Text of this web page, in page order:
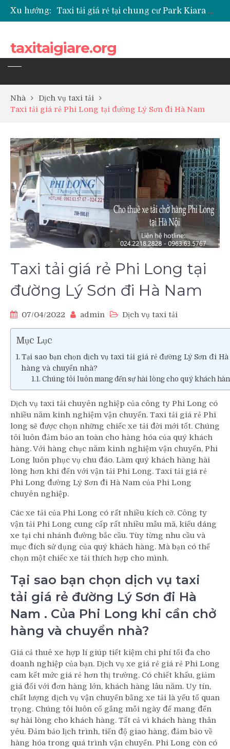
Xu hướng:
Taxi tải giá rẻ tại chung cư Park Kiara Hà Đông
Taxi tải giá rẻ tại chung cư Grande Park Phú Lãm
taxitaigiare.org
Nhà
Dịch vụ taxi tải
Taxi tải giá rẻ Phi Long tại đường Lý Sơn đi Hà Nam
Taxi tải giá rẻ Phi Long tại
đường Lý Sơn đi Hà Nam
07/04/2022 admin Dịch vụ taxi tải
Mục Lục
Tại sao bạn chọn dịch vụ taxi tải giá rẻ đường Lý Sơn đi
hàng và chuyển nhà?
Chúng tôi luôn mang đến sự hài lòng cho quý khách
Dịch vụ taxi tải chuyên nghiệp của công ty Phi Long có
nhiều năm kinh nghiệm vận chuyển. Taxi tải giá rẻ Phi
long sẽ được chọn những chiếc xe tải đời mới tốt. Chúng
tôi luôn đảm bảo an toàn cho hàng hóa của quý khách
hàng. Với hàng chục năm kinh nghiệm vận chuyển, Phi
Long luôn phục vụ chu đáo. Làm quý khách hàng hài
lòng hơn khi đến với vận tải Phi Long. Taxi tải giá rẻ
Phi Long đường Lý Sơn đi Hà Nam của Phi Long
chuyên nghiệp.
Các xe tải của Phi Long có rất nhiều kích cỡ. Công ty
vận tải Phi Long cung cấp rất nhiều mẫu mã, kiểu dáng
xe tại chi nhánh đường bắc cầu. Tùy từng nhu cầu và
mục đích sử dụng của quý khách hàng. Mà bạn có thể
chọn một chiếc xe tải thích hợp cho mình.
Tại sao bạn chọn dịch vụ taxi
tải giá rẻ đường Lý Sơn đi Hà
Nam . Của Phi Long khi cần chở
hàng và chuyển nhà?
Giá cả thuê xe hợp lí giúp tiết kiệm chi phí tối đa cho
doanh nghiệp của bạn. Dịch vụ xe giá rẻ giá rẻ Phi Long
cam kết mức giá rẻ hơn thị trường. Có chiết khấu, giảm
giá đối với đơn hàng lớn, khách hàng lâu năm. Uy tín,
chất lượng dịch vụ vận chuyển bằng xe tải là yếu tố quan
trọng. Chúng tôi luôn cố gắng mỗi ngày để mang đến
sự hài lòng cho khách hàng. Tất cả vì khách hàng thân
yêu. Đảm bảo lịch trình, tiến độ giao hàng, đảm bảo về
hàng hóa trong quá trình vận chuyển. Phi Long còn có